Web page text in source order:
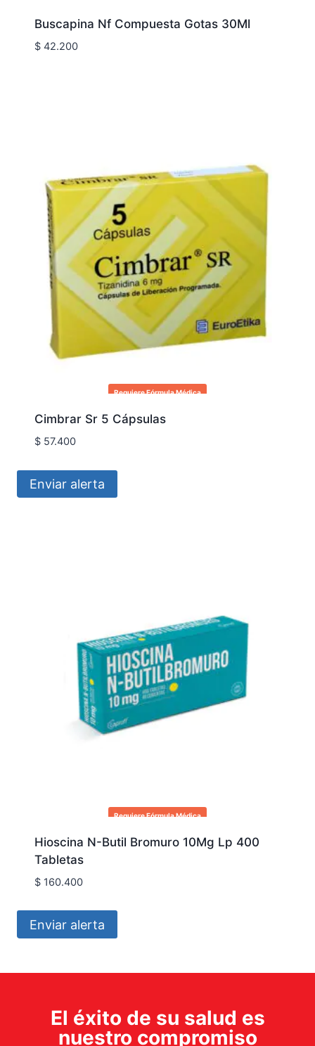
Buscapina Nf Compuesta Gotas 30Ml
$42.200
Requiere Fórmula Médica
Cimbrar Sr 5 Cápsulas
$57.400
Enviar alerta
Requiere Fórmula Médica
Hioscina N-Butil Bromuro 10Mg Lp 400
Tabletas
$160.400
Enviar alerta
El éxito de su salud es
nuestro compromiso